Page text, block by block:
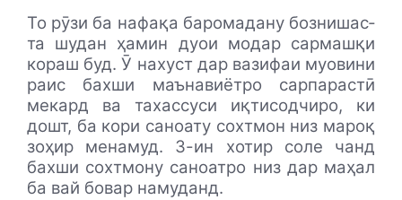
То рӯзи ба нафақа баромадану бознишас­
та шудан ҳамин дуои модар сармашқи
кораш буд. Ӯ нахуст дар вазифаи муовини
раис бахши маънавиётро сарпарастӣ
мекард ва тахассуси иқтисодчиро, ки
дошт, ба кори саноату сохтмон низ мароқ
зоҳир менамуд. З-ин хотир соле чанд
бахши сохтмону саноатро низ дар маҳал
ба вай бовар намуданд.